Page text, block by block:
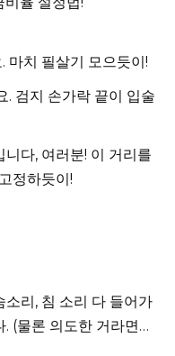
마치 필살기 모으듯이!
. 검지 손가락 끝이 입술
다, 여러분! 이 거리를
정하듯이!
리, 침 소리 다 들어가
(물론 의도한 거라면…